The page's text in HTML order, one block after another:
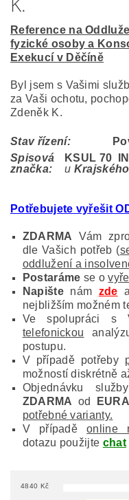
Reference na
fyzické osoby a
Exekucí v Děčíně
Byl jsem s Vašimi
za Vaši ochotu,
Zdeněk K.
Stav řízení:
Spisová
značka:
KSUL 70
u
Potřebujete vyřešit
ZDARMA Vám
dle Vašich potřeb (
oddlužení a
Postaráme se o
Napištenám zde
nejbližším možném
Ve spolupráci s
telefonickou
postupu.
V případě potřeby
možností diskrétně
Objednávku služby
ZDARMA od EURA
potřebné varianty.
V případěonline
dotazu použijte chat
4840 Kč